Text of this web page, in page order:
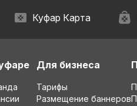
Куфар Карта
Для бизнеса
Тарифы
Размещение баннеров